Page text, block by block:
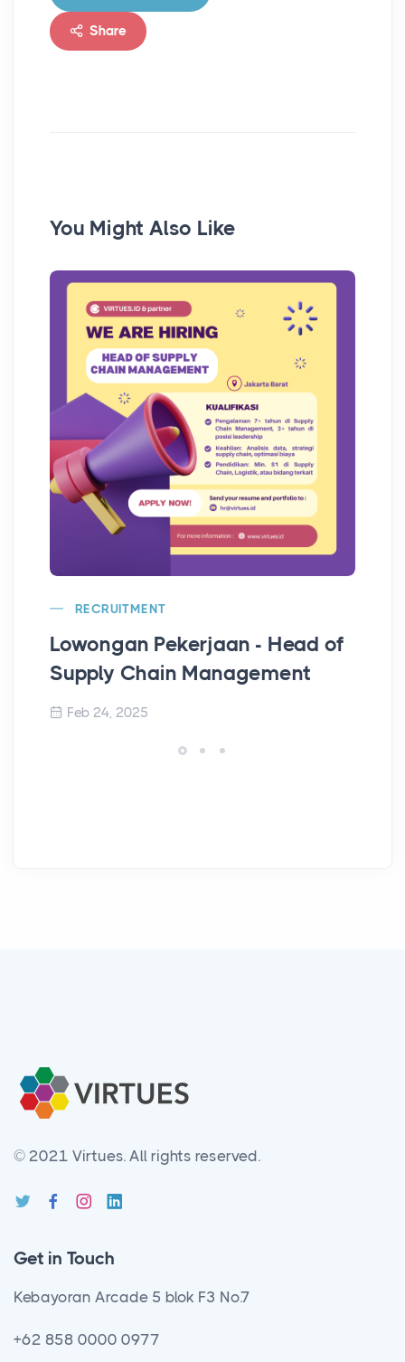
Share
You Might Also Like
RECRUITMENT
Lowongan Pekerjaan - Head of
Supply Chain Management
Feb 24, 2025
© 2021 Virtues. All rights reserved.
Get in Touch
Kebayoran Arcade 5 blok F3 No.7
+62 858 0000 0977